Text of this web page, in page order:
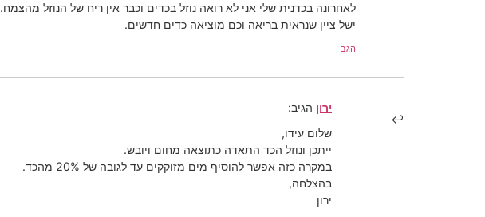
לאחרונה בכדנית שלי אני לא רואה נוזל בכדים וכבר אין ריח של הנוזל מהצמח.
ישל ציין שנראית בריאה וכם מוציאה כדים חדשים.
הגב
ירון הגיב:
שלום עידו,
ייתכן ונוזל הכד התאדה כתוצאה מחום ויובש.
במקרה כזה אפשר להוסיף מים מזוקקים עד לגובה של 20% מהכד.
בהצלחה,
ירון